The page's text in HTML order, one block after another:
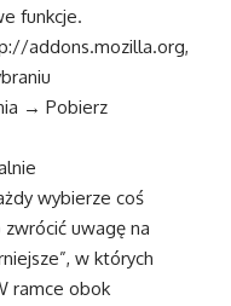
funkcje.
addons.mozilla.org,
→ Pobierz
wybierze coś
uwagę na
w których
ramce obok